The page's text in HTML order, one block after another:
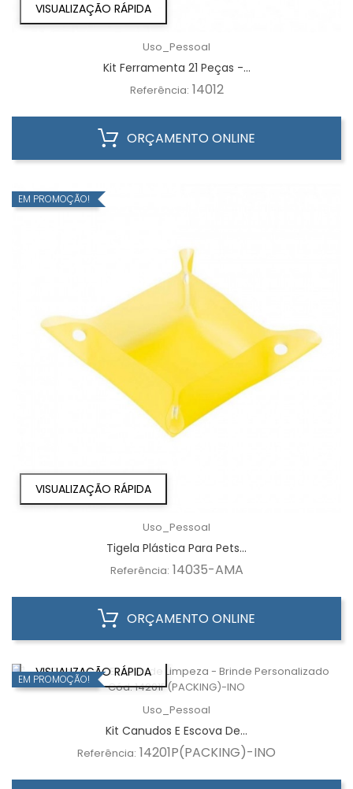
VISUALIZAÇÃO RÁPIDA
Uso_Pessoal
Kit Ferramenta 21 Peças -...
Referência: 14012
ORÇAMENTO ONLINE
VISUALIZAÇÃO RÁPIDA
EM PROMOÇÃO!
Uso_Pessoal
Tigela Plástica Para Pets...
Referência: 14035-AMA
ORÇAMENTO ONLINE
VISUALIZAÇÃO RÁPIDA
EM PROMOÇÃO!
Uso_Pessoal
Kit Canudos E Escova De...
Referência: 14201P(PACKING)-INO